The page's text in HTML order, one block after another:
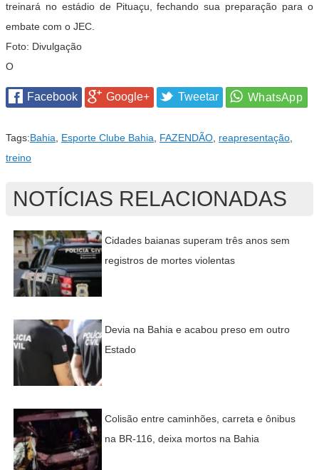
treinará no estádio de Pituaçu, fechando sua preparação para o
embate com o JEC.
Foto: Divulgação
O
Facebook Google+ Tweetar
Tags:Bahia, Esporte Clube Bahia, FAZENDÃO, reapresentação,
treino
NOTÍCIAS RELACIONADAS
Cidades baianas superam três anos sem
registros de mortes violentas
Devia na Bahia e acabou preso em outro
Estado
Colisão entre caminhões, carreta e ônibus
na BR-116, deixa mortos na Bahia